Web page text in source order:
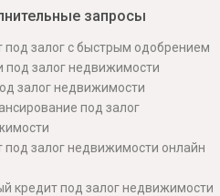
запросы
под залог с быстрым одобрением
под залог недвижимости
залог недвижимости
под залог
под залог недвижимости онлайн
кредит под залог недвижимости